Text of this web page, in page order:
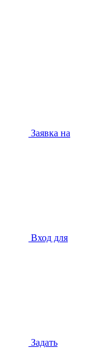
Заявка на
Вход для
Задать